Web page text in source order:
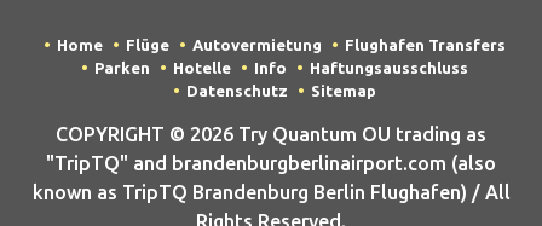
Home Flüge Autovermietung
Flughafen Transfers
Parken
Hotelle Info
Haftungsausschluss
Datenschutz
Sitemap
COPYRIGHT © 2026 Try Quantum OU trading as
"TripTQ" and brandenburgberlinairport.com (also
known as TripTQ Brandenburg Berlin Flughafen) / All
Rights Reserved.